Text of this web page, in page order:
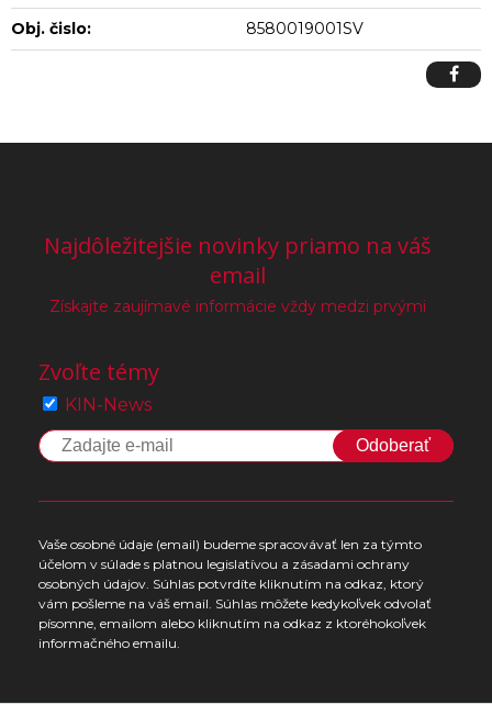
Obj. čislo: 8580019001SV
Najdôležitejšie novinky priamo na váš
email
Získajte zaujímavé informácie vždy medzi prvými
Zvoľte témy
KIN-News
Odoberať
Vaše osobné údaje (email) budeme spracovávať len za týmto
účelom v súlade s platnou legislatívou a zásadami ochrany
osobných údajov. Súhlas potvrdíte kliknutím na odkaz, ktorý
vám pošleme na váš email. Súhlas môžete kedykoľvek odvolať
písomne, emailom alebo kliknutím na odkaz z ktoréhokoľvek
informačného emailu.